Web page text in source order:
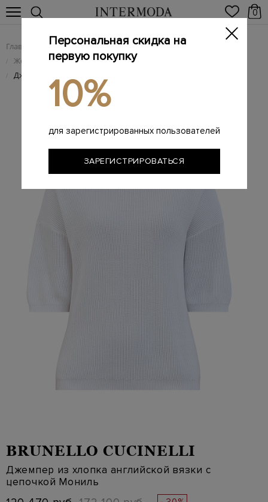
0
Главная Женщинам / Женская одежда
/ Женский трикотаж
/ Джемпер из хлопка английской вязки с цепочкой Мониль
BRUNELLO CUCINELLI
Джемпер из хлопка английской вязки с
цепочкой Мониль
Персональная скидка на
первую покупку
10%
для зарегистрированных пользователей
ЗАРЕГИСТРИРОВАТЬСЯ